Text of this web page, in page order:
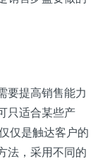
要提高销售能力
只适合某些产
仅是触达客户的
法，采用不同的